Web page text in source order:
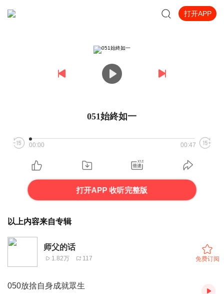
打开APP
051始終如一
00:00 00:47
打开APP 收听完整版
以上内容来自专辑
师父的话
1.82万 117 免费订阅
050放捨自身成就眾生